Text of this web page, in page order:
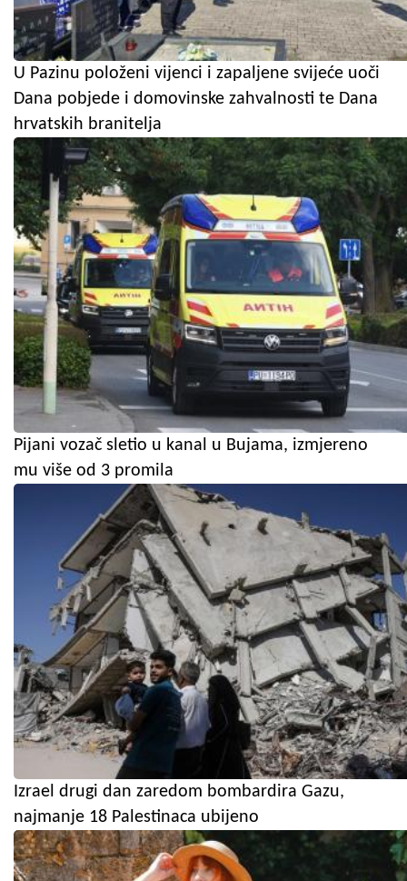
U Pazinu položeni vijenci i zapaljene svijeće uoči
Dana pobjede i domovinske zahvalnosti te Dana
hrvatskih branitelja
Pijani vozač sletio u kanal u Bujama, izmjereno
mu više od 3 promila
Izrael drugi dan zaredom bombardira Gazu,
najmanje 18 Palestinaca ubijeno